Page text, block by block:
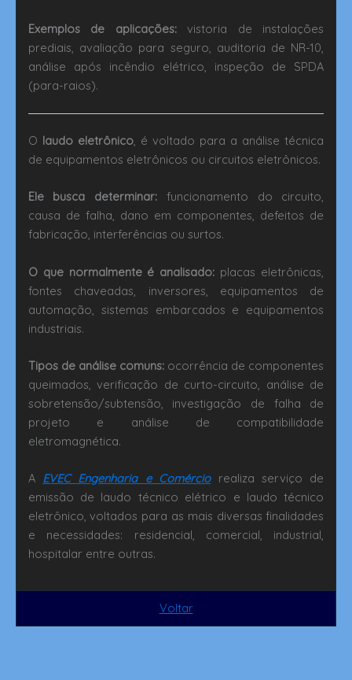
Exemplos de aplicações:vistoria de instalações
prediais, avaliação para seguro, auditoria de NR-10,
análise após incêndio elétrico, inspeção de SPDA
(para-raios).
O laudo eletrônico, é voltado para a análise técnica
de equipamentos eletrônicos ou circuitos eletrônicos.
Ele busca determinar: funcionamento do circuito,
causa de falha, dano em componentes, defeitos de
fabricação, interferências ou surtos.
O que normalmente é analisado: placas eletrônicas,
fontes chaveadas, inversores, equipamentos de
automação, sistemas embarcados e equipamentos
industriais.
Tipos de análise comuns: ocorrência de componentes
queimados, verificação de curto-circuito, análise de
sobretensão/subtensão, investigação de falha de
projeto e análise de compatibilidade
eletromagnética.
A EVEC Engenharia e Comérciorealiza serviço de
emissão de laudo técnico elétrico e laudo técnico
eletrônico, voltados para as mais diversas finalidades
e necessidades: residencial, comercial, industrial,
hospitalar entre outras.
Voltar